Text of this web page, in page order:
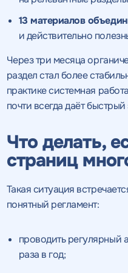
13 материалов
и действительно
Через три месяца
раздел стал более
практике системная
почти всегда даёт
Что делать,
страниц
Такая ситуация
понятный регламент:
проводить регулярный
раза в год;
ПРОВЕСТИ
и соглашаетесь c
обработку персональных
обработку
политикой